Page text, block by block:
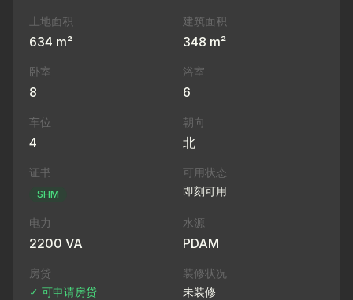
土地面积
634 m²
建筑面积
348 m²
卧室
8
浴室
6
车位
4
朝向
北
证书
SHM
可用状态
即刻可用
电力
2200 VA
水源
PDAM
房贷
✓ 可申请房贷
装修状况
未装修